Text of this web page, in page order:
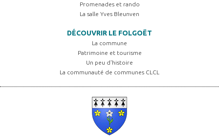
Promenades et rando
La salle Yves Bleunven
DÉCOUVRIR LE FOLGOËT
La commune
Patrimoine et tourisme
Un peu d'histoire
La communauté de communes CLCL